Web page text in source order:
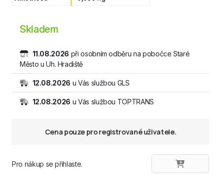
Skladem
11.08.2026 při osobním odběru na pobočce Staré
Město u Uh. Hradiště
12.08.2026 u Vás službou GLS
12.08.2026 u Vás službou TOPTRANS
Cena pouze pro registrované uživatele.
Pro nákup se přihlaste.